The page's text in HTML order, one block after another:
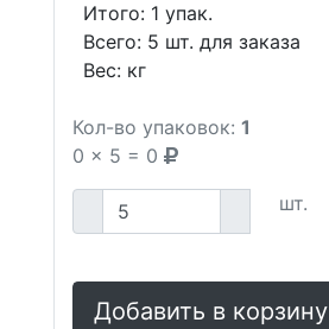
Итого: 1 упак.
Всего: 5 шт. для заказа
Вес: кг
Кол-во упаковок: 1
0 x 5 = 0
шт.
Добавить в корзину